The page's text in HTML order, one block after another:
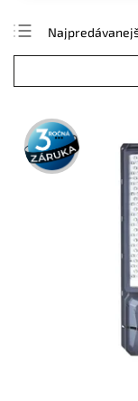
Najlacnejšie
Najdrahšie
Abecedne
3 roky
záruka